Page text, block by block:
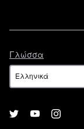
Γλώσσα